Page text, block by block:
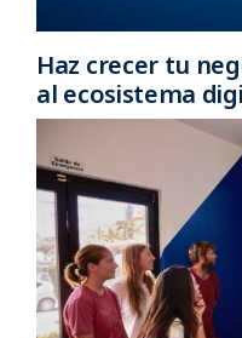
Haz crecer tu
al ecosistema